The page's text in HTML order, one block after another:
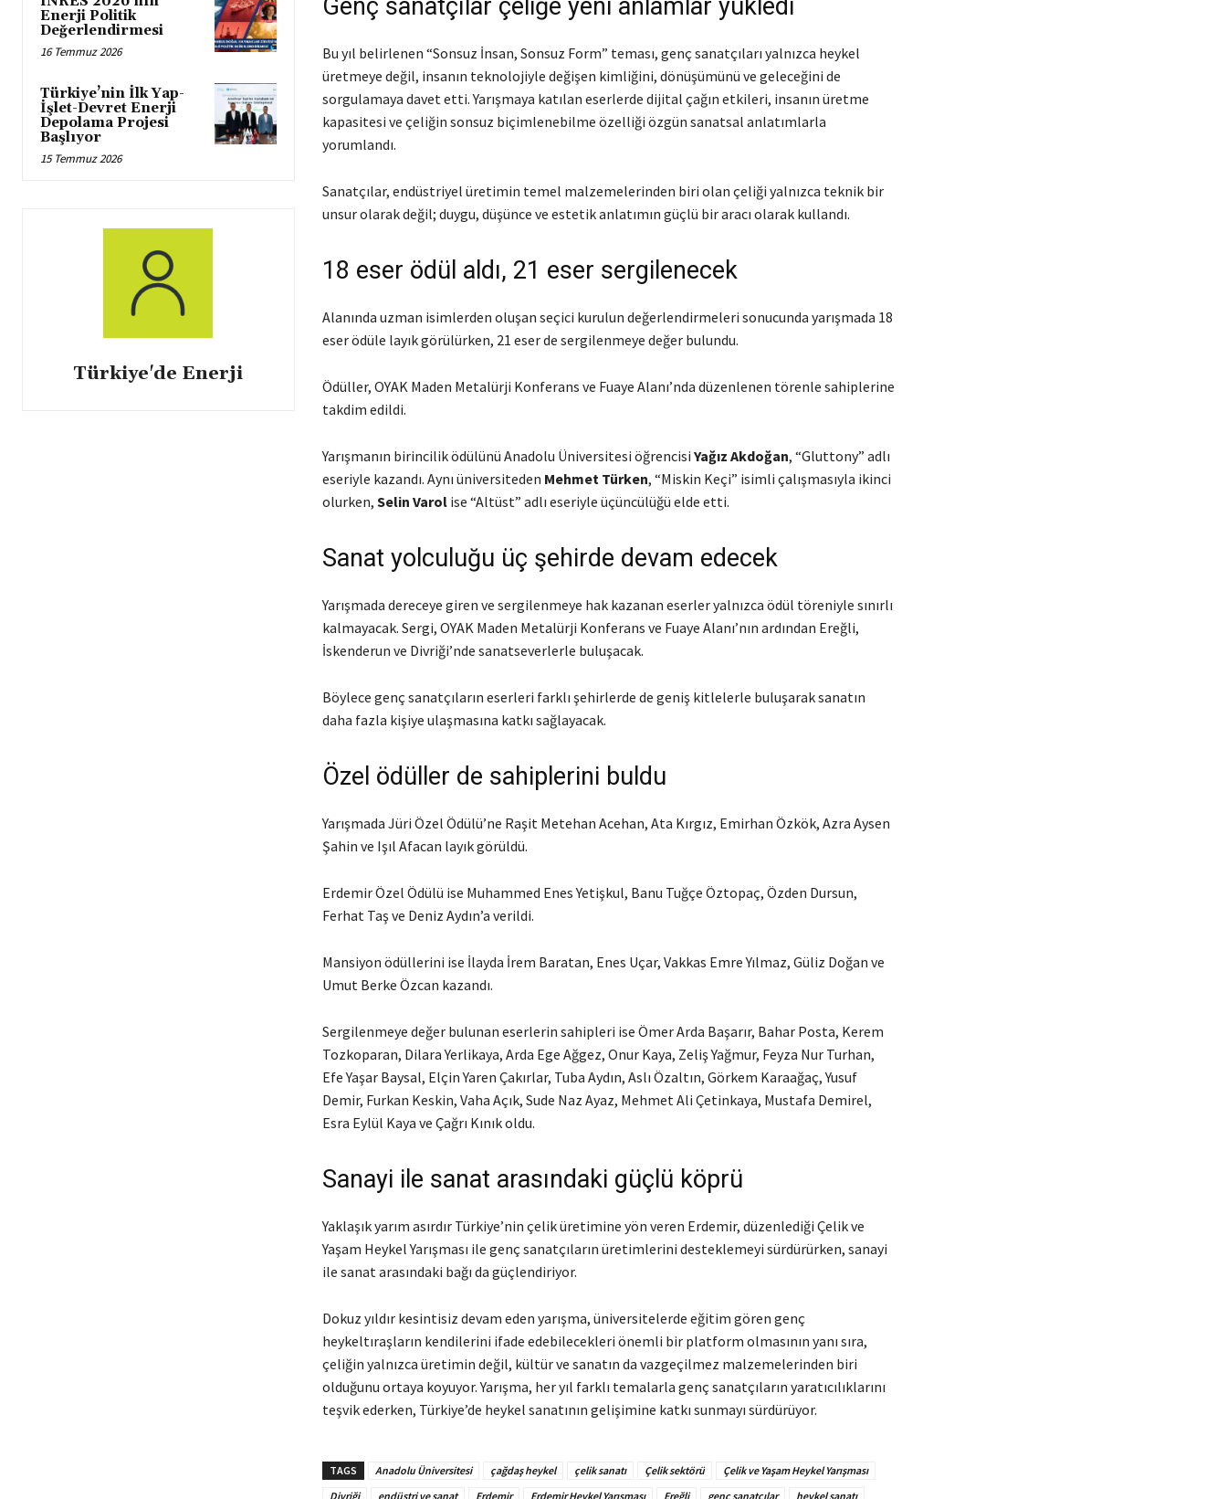
Enerji Politik
Değerlendirmesi
16 Temmuz 2026
Türkiye’nin İlk Yap-
İşlet-Devret Enerji
Depolama Projesi
Başlıyor
15 Temmuz 2026
Türkiye'de Enerji
Genç sanatçılar çeliğe yeni anlamlar yükledi
Bu yıl belirlenen “Sonsuz İnsan, Sonsuz Form” teması, genç sanatçıları yalnızca heykel
üretmeye değil, insanın teknolojiyle değişen kimliğini, dönüşümünü ve geleceğini de
sorgulamaya davet etti. Yarışmaya katılan eserlerde dijital çağın etkileri, insanın üretme
kapasitesi ve çeliğin sonsuz biçimlenebilme özelliği özgün sanatsal anlatımlarla
yorumlandı.
Sanatçılar, endüstriyel üretimin temel malzemelerinden biri olan çeliği yalnızca teknik bir
unsur olarak değil; duygu, düşünce ve estetik anlatımın güçlü bir aracı olarak kullandı.
18 eser ödül aldı, 21 eser sergilenecek
Alanında uzman isimlerden oluşan seçici kurulun değerlendirmeleri sonucunda yarışmada 18
eser ödüle layık görülürken, 21 eser de sergilenmeye değer bulundu.
Ödüller, OYAK Maden Metalürji Konferans ve Fuaye Alanı’nda düzenlenen törenle sahiplerine
takdim edildi.
Yarışmanın birincilik ödülünü Anadolu Üniversitesi öğrencisi Yağız Akdoğan, “Gluttony” adlı
eseriyle kazandı. Aynı üniversiteden Mehmet Türken, “Miskin Keçi” isimli çalışmasıyla ikinci
olurken, Selin Varolise “Altüst” adlı eseriyle üçüncülüğü elde etti.
Sanat yolculuğu üç şehirde devam edecek
Yarışmada dereceye giren ve sergilenmeye hak kazanan eserler yalnızca ödül töreniyle sınırlı
kalmayacak. Sergi, OYAK Maden Metalürji Konferans ve Fuaye Alanı’nın ardından Ereğli,
İskenderun ve Divriği’nde sanatseverlerle buluşacak.
Böylece genç sanatçıların eserleri farklı şehirlerde de geniş kitlelerle buluşarak sanatın
daha fazla kişiye ulaşmasına katkı sağlayacak.
Özel ödüller de sahiplerini buldu
Yarışmada Jüri Özel Ödülü’ne Raşit Metehan Acehan, Ata Kırgız, Emirhan Özkök, Azra Aysen
Şahin ve Işıl Afacan layık görüldü.
Erdemir Özel Ödülü ise Muhammed Enes Yetişkul, Banu Tuğçe Öztopaç, Özden Dursun,
Ferhat Taş ve Deniz Aydın’a verildi.
Mansiyon ödüllerini ise İlayda İrem Baratan, Enes Uçar, Vakkas Emre Yılmaz, Güliz Doğan ve
Umut Berke Özcan kazandı.
Sergilenmeye değer bulunan eserlerin sahipleri ise Ömer Arda Başarır, Bahar Posta, Kerem
Tozkoparan, Dilara Yerlikaya, Arda Ege Ağgez, Onur Kaya, Zeliş Yağmur, Feyza Nur Turhan,
Efe Yaşar Baysal, Elçin Yaren Çakırlar, Tuba Aydın, Aslı Özaltın, Görkem Karaağaç, Yusuf
Demir, Furkan Keskin, Vaha Açık, Sude Naz Ayaz, Mehmet Ali Çetinkaya, Mustafa Demirel,
Esra Eylül Kaya ve Çağrı Kınık oldu.
Sanayi ile sanat arasındaki güçlü köprü
Yaklaşık yarım asırdır Türkiye’nin çelik üretimine yön veren Erdemir, düzenlediği Çelik ve
Yaşam Heykel Yarışması ile genç sanatçıların üretimlerini desteklemeyi sürdürürken, sanayi
ile sanat arasındaki bağı da güçlendiriyor.
Dokuz yıldır kesintisiz devam eden yarışma, üniversitelerde eğitim gören genç
heykeltıraşların kendilerini ifade edebilecekleri önemli bir platform olmasının yanı sıra,
çeliğin yalnızca üretimin değil, kültür ve sanatın da vazgeçilmez malzemelerinden biri
olduğunu ortaya koyuyor. Yarışma, her yıl farklı temalarla genç sanatçıların yaratıcılıklarını
teşvik ederken, Türkiye’de heykel sanatının gelişimine katkı sunmayı sürdürüyor.
TAGS Anadolu Üniversitesi çağdaş heykel çelik sanatı Çelik sektörü
Çelik ve Yaşam Heykel Yarışması
Divriği
endüstri ve sanat Erdemir Erdemir Heykel Yarışması Ereğli genç sanatçılar heykel sanatı